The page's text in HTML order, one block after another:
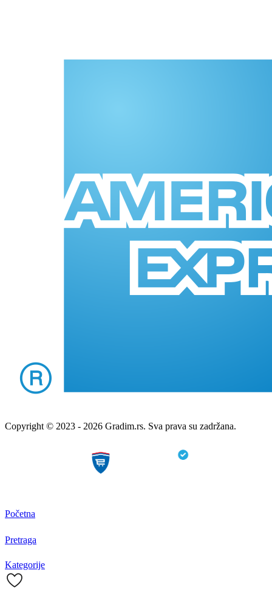
Copyright © 2023 - 2026 Gradim.rs. Sva prava su zadržana.
Početna
Pretraga
Kategorije